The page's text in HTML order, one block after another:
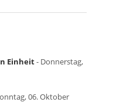
Einheit- Donnerstag,
06. Oktober